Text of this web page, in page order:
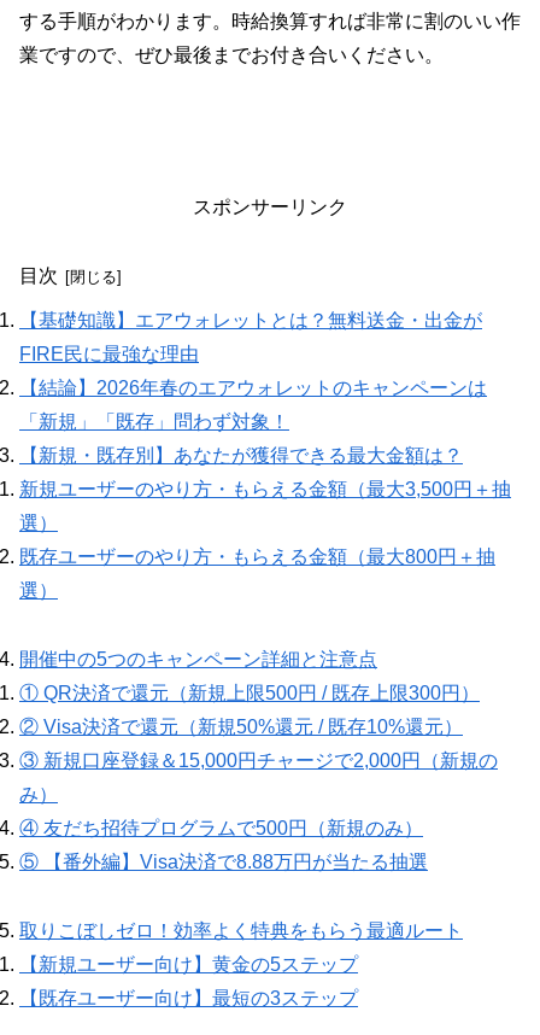
する手順がわかります。時給換算すれば非常に割のいい作
業ですので、ぜひ最後までお付き合いください。
スポンサーリンク
目次
【基礎知識】エアウォレットとは？無料送金・出金が
FIRE民に最強な理由
【結論】2026年春のエアウォレットのキャンペーンは
「新規」「既存」問わず対象！
【新規・既存別】あなたが獲得できる最大金額は？
新規ユーザーのやり方・もらえる金額（最大3,500円＋抽
選）
既存ユーザーのやり方・もらえる金額（最大800円＋抽
選）
開催中の5つのキャンペーン詳細と注意点
① QR決済で還元（新規上限500円 / 既存上限300円）
② Visa決済で還元（新規50%還元 / 既存10%還元）
③ 新規口座登録＆15,000円チャージで2,000円（新規の
み）
④ 友だち招待プログラムで500円（新規のみ）
⑤ 【番外編】Visa決済で8.88万円が当たる抽選
取りこぼしゼロ！効率よく特典をもらう最適ルート
【新規ユーザー向け】黄金の5ステップ
【既存ユーザー向け】最短の3ステップ